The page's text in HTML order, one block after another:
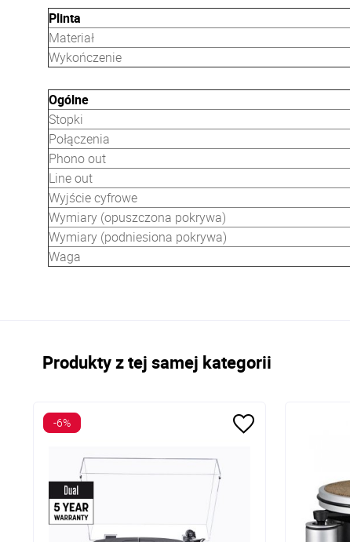
Plinta
Materiał
Wykończenie
Ogólne
Stopki
Połączenia
Phono out
Line out
Wyjście cyfrowe
Wymiary (opuszczona pokrywa)
Wymiary (podniesiona pokrywa)
Waga
Produkty z tej samej kategorii
-6%